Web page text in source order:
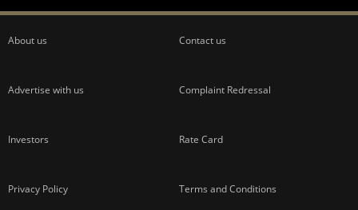
About us Contact us
Advertise with us Complaint Redressal
Investors Rate Card
Privacy Policy Terms and Conditions